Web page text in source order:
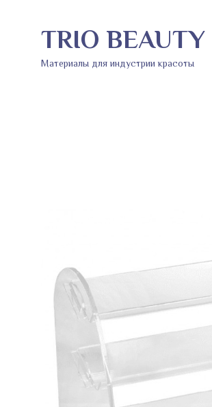
TRIO BEAUTY
Материалы для индустрии красоты